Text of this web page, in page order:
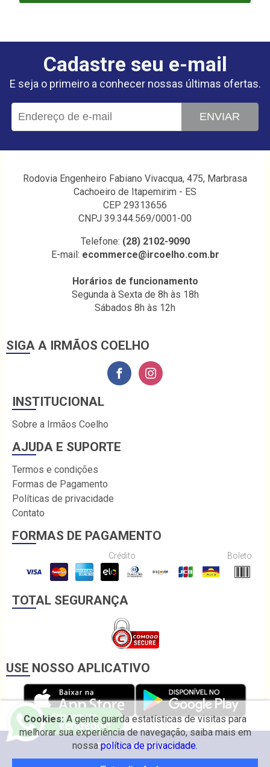
Cadastre seu e-mail
E seja o primeiro a conhecer nossas últimas ofertas.
ENVIAR
Rodovia Engenheiro Fabiano Vivacqua, 475, Marbrasa
Cachoeiro de Itapemirim - ES
CEP 29313656
CNPJ 39.344.569/0001-00
Telefone: (28) 2102-9090
E-mail: ecommerce@ircoelho.com.br
Horários de funcionamento
Segunda à Sexta de 8h às 18h
Sábados 8h às 12h
SIGA A IRMÃOS COELHO
INSTITUCIONAL
Sobre a Irmãos Coelho
AJUDA E SUPORTE
Termos e condições
Formas de Pagamento
Políticas de privacidade
Contato
FORMAS DE PAGAMENTO
Crédito Boleto
TOTAL SEGURANÇA
USE NOSSO APLICATIVO
Cookies:A gente guarda estatísticas de visitas para
melhorar sua experiência de navegação, saiba mais em
nossapolítica de privacidade.
© 2026 Irmãos Coelho.